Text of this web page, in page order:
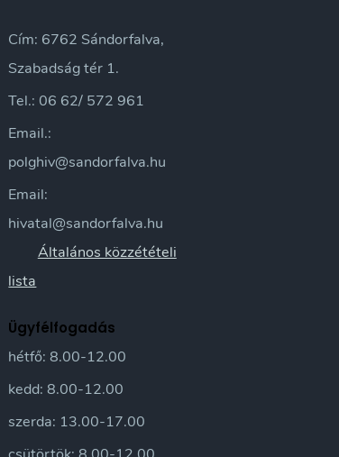
Cím: 6762 Sándorfalva,
Szabadság tér 1.
Tel.: 06 62/ 572 961
Email.:
polghiv@sandorfalva.hu
Email:
hivatal@sandorfalva.hu
Általános közzétételi
lista
Ügyfélfogadás
hétfő: 8.00-12.00
kedd: 8.00-12.00
szerda: 13.00-17.00